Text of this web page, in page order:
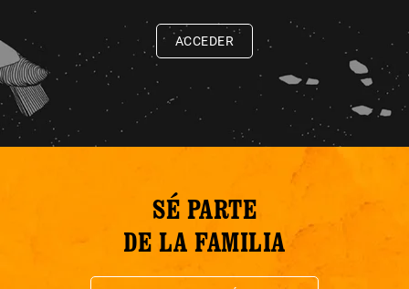
ACCEDER
SÉ PARTE
DE LA FAMILIA